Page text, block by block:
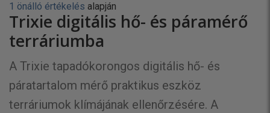
1 önálló értékelés alapján
Trixie digitális hő- és páramérő
terráriumba
A Trixie tapadókorongos digitális hő- és
páratartalom mérő praktikus eszköz
terráriumok klímájának ellenőrzésére. A